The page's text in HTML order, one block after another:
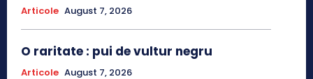
Articole August 7, 2026
O raritate : pui de vultur negru
Articole August 7, 2026